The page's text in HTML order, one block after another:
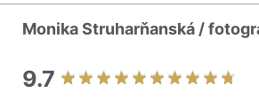
Monika Struharňanská /
9.7